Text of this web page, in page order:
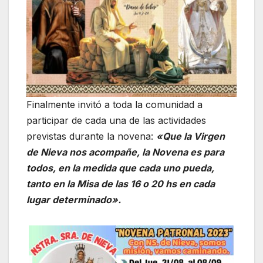
Finalmente invitó a toda la comunidad a
participar de cada una de las actividades
previstas durante la novena: «Que la Virgen
de Nieva nos acompañe, la Novena es para
todos, en la medida que cada uno pueda,
tanto en la Misa de las 16 o 20 hs en cada
lugar determinado».